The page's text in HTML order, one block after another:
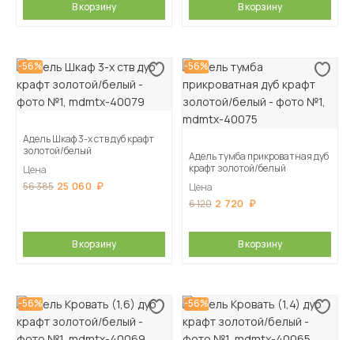
В корзину В корзину
-56%
Адель Шкаф 3-х ств дуб крафт
золотой/белый
Цена
56 385 25 060
В корзину
-56%
Адель тумба прикроватная дуб
крафт золотой/белый
Цена
6 120 2 720
В корзину
-56% -56%